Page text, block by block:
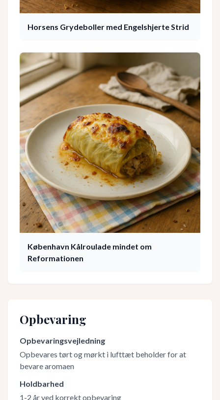
Horsens Grydeboller med Engelshjerte Strid
København Kålroulade mindet om
Reformationen
Opbevaring
Opbevaringsvejledning
Opbevares tørt og mørkt i lufttæt beholder for at
bevare aromaen
Holdbarhed
1-2 år ved korrekt opbevaring